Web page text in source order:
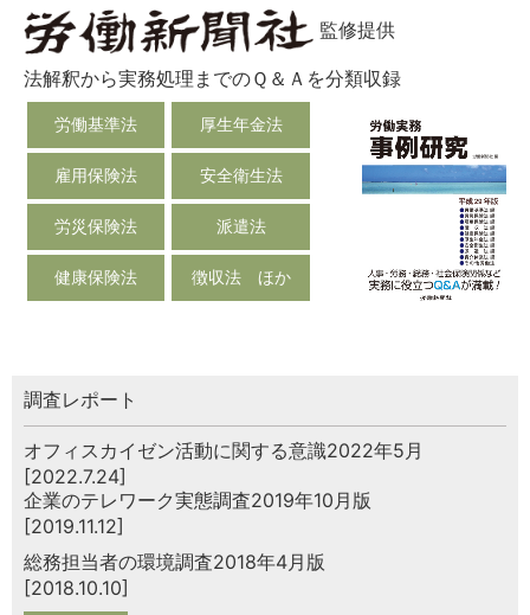
監修提供
法解釈から実務処理までのＱ＆Ａを分類収録
労働基準法 厚生年金法
雇用保険法 安全衛生法
労災保険法 派遣法
健康保険法 徴収法 ほか
調査レポート
オフィスカイゼン活動に関する意識2022年5月
[2022.7.24]
企業のテレワーク実態調査2019年10月版
[2019.11.12]
総務担当者の環境調査2018年4月版
[2018.10.10]